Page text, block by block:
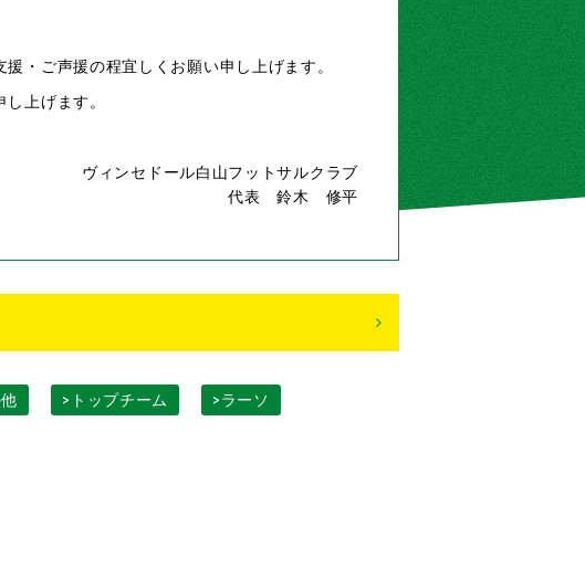
・ご声援の程宜しくお願い申し上げます。
上げます。
ヴィンセドール白山フットサルクラブ
代表 鈴木 修平
>トップチーム
>ラーソ